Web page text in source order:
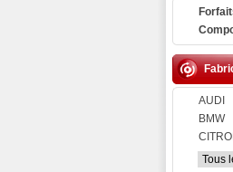
AUDI
BMW